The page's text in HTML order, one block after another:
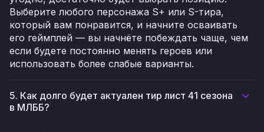
Выберите любого персонажа S+ или S-тира,
который вам понравится, и начните осваивать
его геймплей — вы начнёте побеждать чаще, чем
если будете постоянно менять героев или
использовать более слабые варианты.
5. Как долго будет актуален тир лист 41 сезона
в МЛББ?